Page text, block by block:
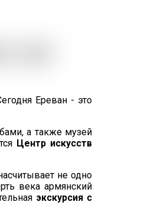
Ереван - это
а также музей
Центр искусств
не одно
века армянский
экскурсия с